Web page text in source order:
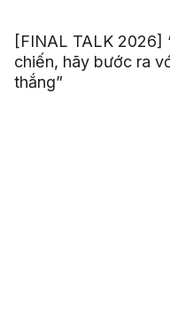
[FINAL TALK 2026]
chiến, hãy bước ra
thắng”